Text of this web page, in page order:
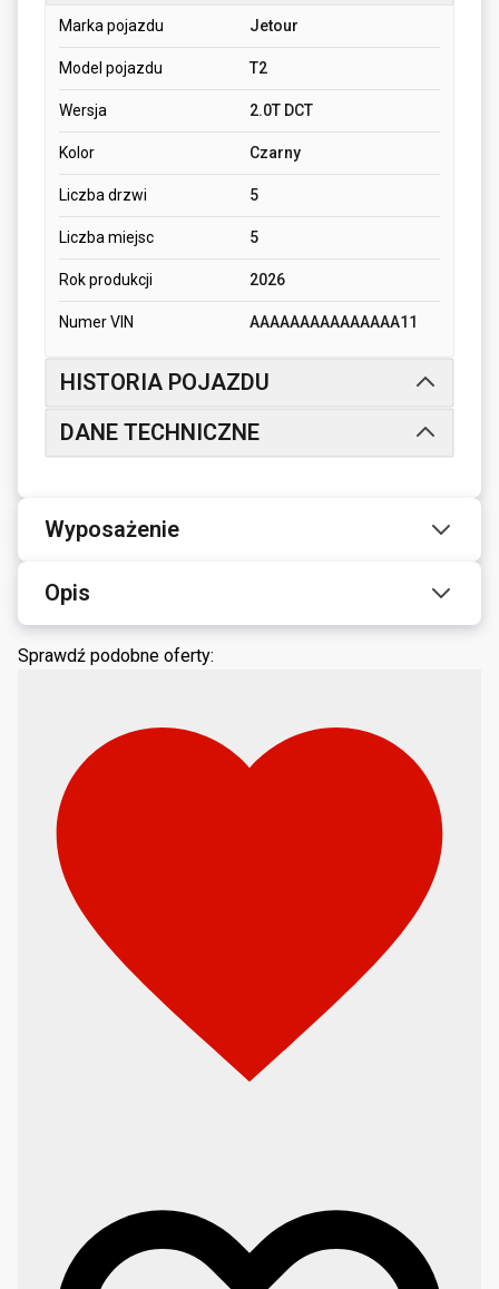
Marka pojazdu Jetour
Model pojazdu T2
Wersja 2.0T DCT
Kolor Czarny
Liczba drzwi 5
Liczba miejsc 5
Rok produkcji 2026
Numer VIN AAAAAAAAAAAAAAA11
HISTORIA POJAZDU
DANE TECHNICZNE
Wyposażenie
Opis
Sprawdź podobne oferty: